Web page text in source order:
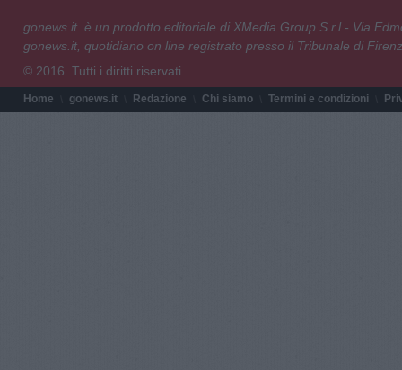
gonews.it è un prodotto editoriale di XMedia Group S.r.l - Via
gonews.it, quotidiano on line registrato presso il Tribunale di
© 2016. Tutti i diritti riservati.
Home gonews.it Redazione Chi siamo Termini e condizioni